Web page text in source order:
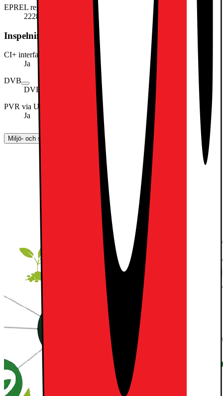
EPREL registreringsnummer
2228823
Inspelning och uppspelning
CI+ interface
Ja
DVB
DVB-T
PVR via USB
Ja
Miljö- och säkerhetsinformation